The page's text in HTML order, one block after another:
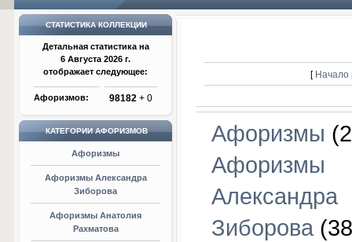
СТАТИСТИКА КОЛЛЕКЦИИ
Детальная статистика на
6 Августа 2026 г.
отображает следующее:
Афоризмов: 98182 + 0
КАТЕГОРИИ АФОРИЗМОВ
Афоризмы
Афоризмы Александра
Зиборова
Афоризмы Анатолия
Рахматова
[ Начало
Афоризмы
Афоризмы
Александра
Зиборова